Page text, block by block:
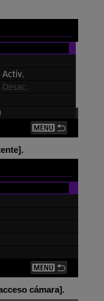
].
cámara].